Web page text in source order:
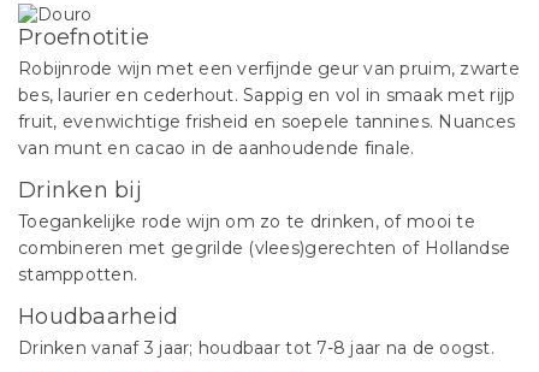
Proefnotitie
Robijnrode wijn met een verfijnde geur van pruim, zwarte
bes, laurier en cederhout. Sappig en vol in smaak met rijp
fruit, evenwichtige frisheid en soepele tannines. Nuances
van munt en cacao in de aanhoudende finale.
Drinken bij
Toegankelijke rode wijn om zo te drinken, of mooi te
combineren met gegrilde (vlees)gerechten of Hollandse
stamppotten.
Houdbaarheid
Drinken vanaf 3 jaar; houdbaar tot 7-8 jaar na de oogst.